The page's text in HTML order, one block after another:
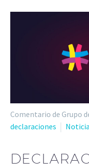
Comentario de Grupo
declaraciones